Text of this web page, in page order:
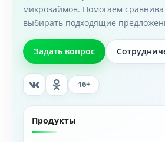
микрозаймов. Помогаем
выбирать подходящие
Задать вопрос
16+
Продукты